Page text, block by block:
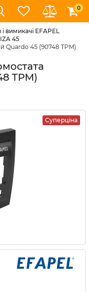
0
вимикачі EFAPEL
45
Quardo 45 (90748 TPM)
TPM)
Суперціна